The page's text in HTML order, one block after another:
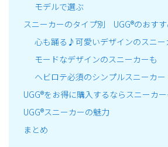
モデルで選ぶ
スニーカーのタイプ別 UGG®のおす
心も踊る♪可愛いデザインのスニー
モードなデザインのスニーカーも
ヘビロテ必須のシンプルスニーカー
UGG®をお得に購入するならスニーカ
UGG®スニーカーの魅力
まとめ